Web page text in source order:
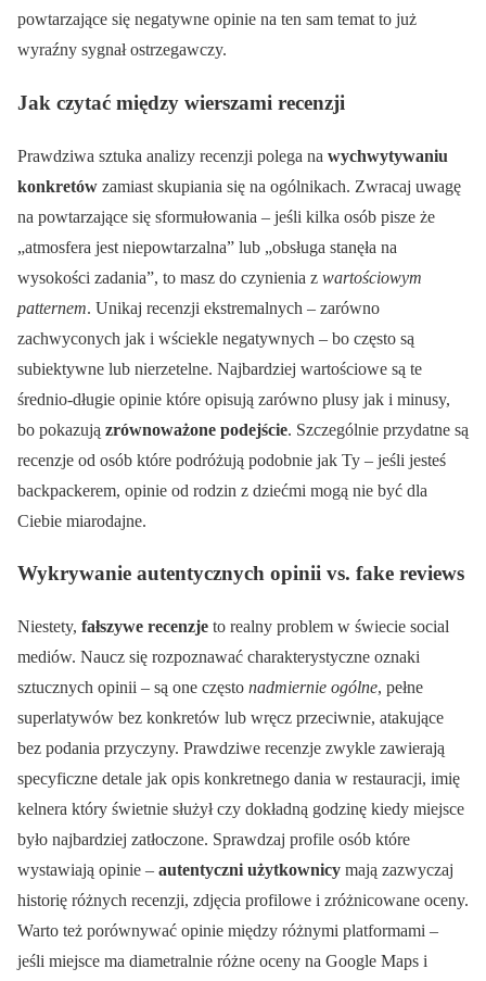
powtarzające się negatywne opinie na ten sam temat to już
wyraźny sygnał ostrzegawczy.
Jak czytać między wierszami recenzji
Prawdziwa sztuka analizy recenzji polega na wychwytywaniu
konkretów zamiast skupiania się na ogólnikach. Zwracaj uwagę
na powtarzające się sformułowania – jeśli kilka osób pisze że
„atmosfera jest niepowtarzalna” lub „obsługa stanęła na
wysokości zadania”, to masz do czynienia z wartościowym
patternem. Unikaj recenzji ekstremalnych – zarówno
zachwyconych jak i wściekle negatywnych – bo często są
subiektywne lub nierzetelne. Najbardziej wartościowe są te
średnio-długie opinie które opisują zarówno plusy jak i minusy,
bo pokazują zrównoważone podejście. Szczególnie przydatne są
recenzje od osób które podróżują podobnie jak Ty – jeśli jesteś
backpackerem, opinie od rodzin z dziećmi mogą nie być dla
Ciebie miarodajne.
Wykrywanie autentycznych opinii vs. fake reviews
Niestety, fałszywe recenzje to realny problem w świecie social
mediów. Naucz się rozpoznawać charakterystyczne oznaki
sztucznych opinii – są one często nadmiernie ogólne, pełne
superlatywów bez konkretów lub wręcz przeciwnie, atakujące
bez podania przyczyny. Prawdziwe recenzje zwykle zawierają
specyficzne detale jak opis konkretnego dania w restauracji, imię
kelnera który świetnie służył czy dokładną godzinę kiedy miejsce
było najbardziej zatłoczone. Sprawdzaj profile osób które
wystawiają opinie – autentyczni użytkownicy mają zazwyczaj
historię różnych recenzji, zdjęcia profilowe i zróżnicowane oceny.
Warto też porównywać opinie między różnymi platformami –
jeśli miejsce ma diametralnie różne oceny na Google Maps i